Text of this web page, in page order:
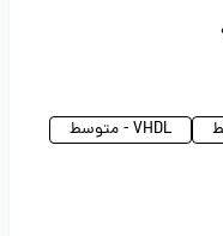
VHDL - متوسط